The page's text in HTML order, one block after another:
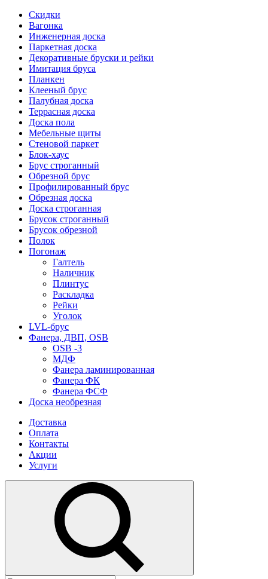
Скидки
Вагонка
Инженерная доска
Паркетная доска
Декоративные бруски и рейки
Имитация бруса
Планкен
Клееный брус
Палубная доска
Террасная доска
Доска пола
Мебельные щиты
Стеновой паркет
Блок-хаус
Брус строганный
Обрезной брус
Профилированный брус
Обрезная доска
Доска строганная
Брусок строганный
Брусок обрезной
Полок
Погонаж
Галтель
Наличник
Плинтус
Раскладка
Рейки
Уголок
LVL-брус
Фанера, ДВП, OSB
OSB -3
МДФ
Фанера ламинированная
Фанера ФК
Фанера ФСФ
Доска необрезная
Доставка
Оплата
Контакты
Акции
Услуги